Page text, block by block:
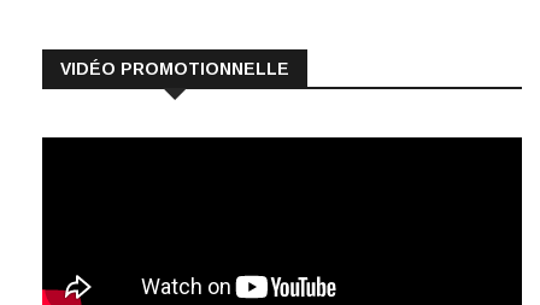
VIDÉO PROMOTIONNELLE